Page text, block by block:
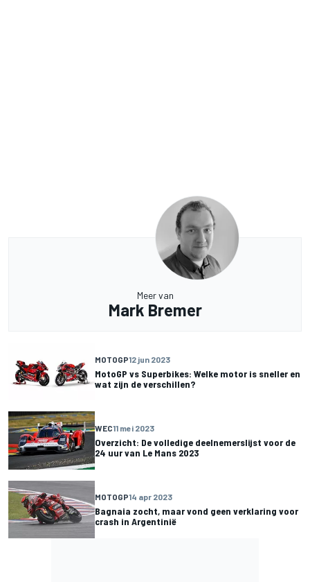
Meer van
Mark Bremer
MOTOGP12 jun 2023
MotoGP vs Superbikes: Welke motor is sneller en
wat zijn de verschillen?
WEC11 mei 2023
Overzicht: De volledige deelnemerslijst voor de
24 uur van Le Mans 2023
MOTOGP14 apr 2023
Bagnaia zocht, maar vond geen verklaring voor
crash in Argentinië